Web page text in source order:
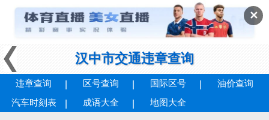
✕
汉中市交通违章查询
违章查询 区号查询 国际区号
油价查询
汽车时刻表
成语大全 地图大全